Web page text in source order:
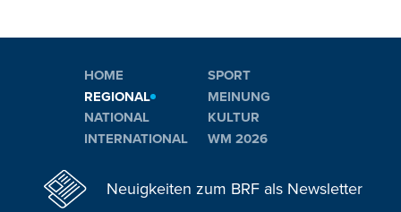
HOME
REGIONAL
NATIONAL
INTERNATIONAL
SPORT
MEINUNG
KULTUR
WM 2026
Neuigkeiten zum BRF als Newsletter